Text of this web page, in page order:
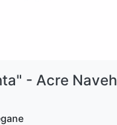
- Acre Naveh